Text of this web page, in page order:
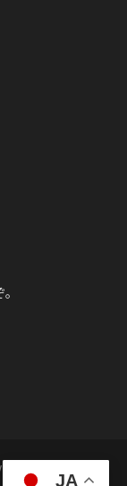
MONGOLIA,
JA